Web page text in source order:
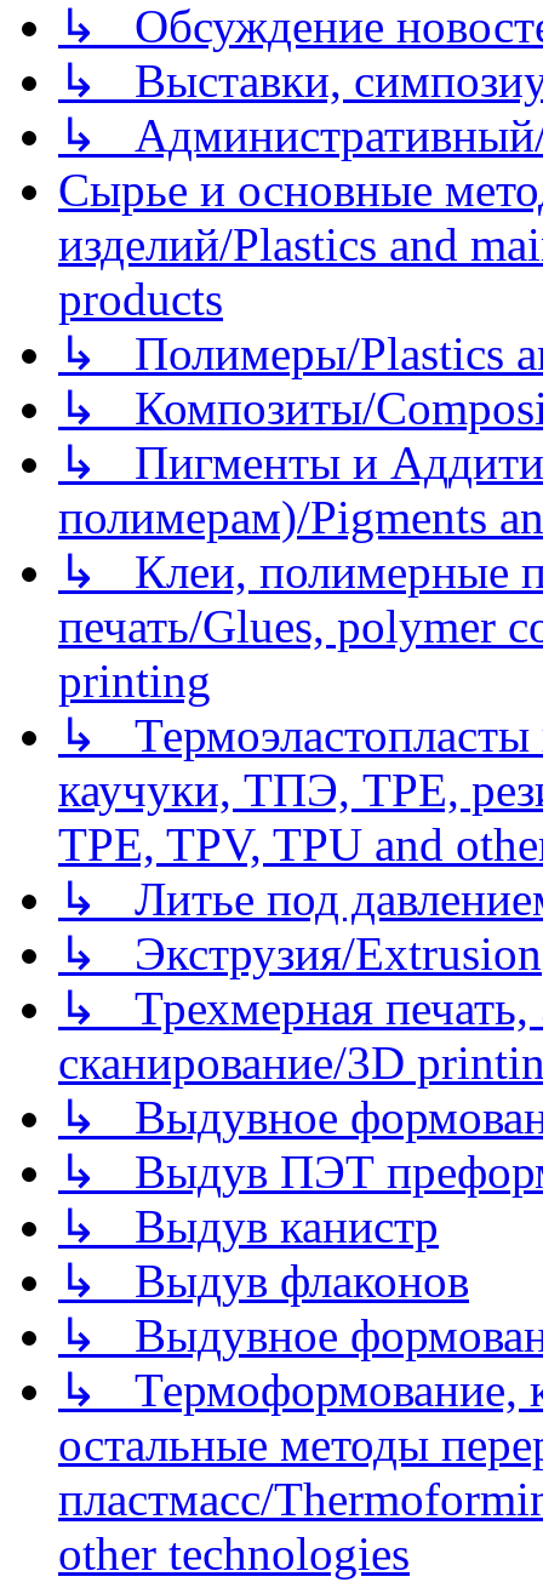
↳ Обсуждение
↳ Выставки,
↳
Сырье и основные
изделий/Plastics and
products
↳ Полимеры/Plastics
↳ Композиты/
↳ Пигменты и
полимерам)/Pigments
↳ Клеи, полимерные
печать/Glues, polymer
printing
↳
каучуки, ТПЭ, TPE,
TPE, TPV, TPU and
↳ Литье под
↳ Экструзия/Extrusion
↳ Трехмерная
сканирование/3D
↳ Выдувное
↳ Выдув ПЭТ
↳ Выдув канистр
↳ Выдув флаконов
↳ Выдувное
↳ Термоформование,
остальные методы
пластмасс/
other technologies